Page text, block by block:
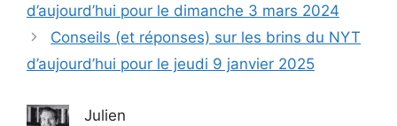
d’aujourd’hui pour le dimanche 3 mars 2024
Conseils (et réponses) sur les brins du NYT
d’aujourd’hui pour le jeudi 9 janvier 2025
Julien